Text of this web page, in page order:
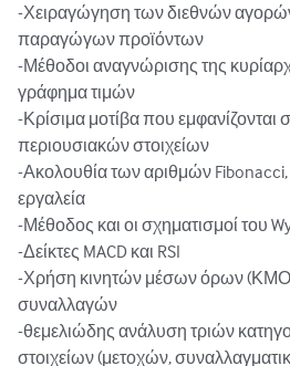
-Χειραγώγηση των διεθνών
παραγώγων προϊόντων
-Μέθοδοι αναγνώρισης της
γράφημα τιμών
-Κρίσιμα μοτίβα που εμφανίζονται
περιουσιακών στοιχείων
-Ακολουθία των αριθμών Fibonacci,
εργαλεία
-Μέθοδος και οι σχηματισμοί του
-Δείκτες MACD και RSI
-Χρήση κινητών μέσων όρων
συναλλαγών
-θεμελιώδης ανάλυση τριών
στοιχείων (μετοχών,